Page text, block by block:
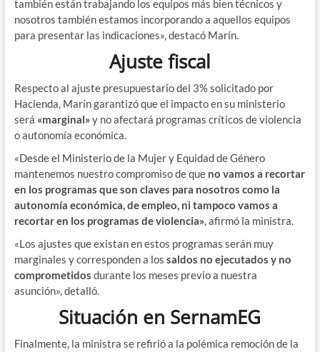
también están trabajando los equipos más bien técnicos y
nosotros también estamos incorporando a aquellos equipos
para presentar las indicaciones», destacó Marín.
Ajuste fiscal
Respecto al ajuste presupuestario del 3% solicitado por
Hacienda, Marín garantizó que el impacto en su ministerio
será «marginal»y no afectará programas críticos de violencia
o autonomía económica.
«Desde el Ministerio de la Mujer y Equidad de Género
mantenemos nuestro compromiso de que no vamos a recortar
en los programas que son claves para nosotros como la
autonomía económica, de empleo, ni tampoco vamos a
recortar en los programas de violencia», afirmó la ministra.
«Los ajustes que existan en estos programas serán muy
marginales y corresponden a los saldos no ejecutados y no
comprometidos durante los meses previo a nuestra
asunción», detalló.
Situación en SernamEG
Finalmente, la ministra se refirió a la polémica remoción de la